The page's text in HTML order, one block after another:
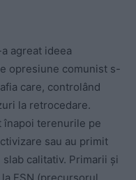
agreat ideea
opresiune comunist s-
care, controlând
la retrocedare.
înapoi terenurile pe
sau au primit
calitativ. Primarii și